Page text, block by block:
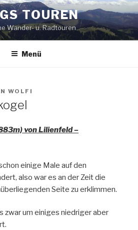
TOUREN
Wander- u. Radtouren
Menü
WOLFI
von Lilienfeld –
einige Male auf den
also war es an der Zeit die
Seite zu erklimmen.
zwar um einiges niedriger aber